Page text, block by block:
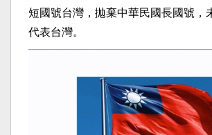
短國號台灣，拋棄中華民國長國號，
代表台灣。